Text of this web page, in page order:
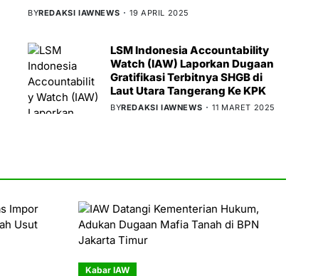
BYREDAKSI IAWNEWS 19 APRIL 2025
LSM Indonesia Accountability
Watch (IAW) Laporkan Dugaan
Gratifikasi Terbitnya SHGB di
Laut Utara Tangerang Ke KPK
BYREDAKSI IAWNEWS 11 MARET 2025
Kabar IAW